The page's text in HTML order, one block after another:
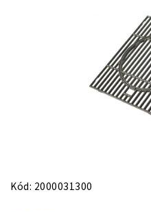
Kód: 2000031300